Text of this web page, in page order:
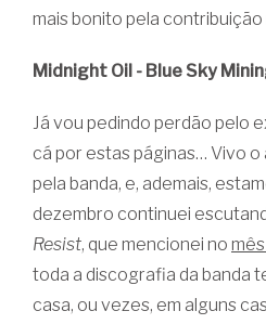
mais bonito pela contribuição
Midnight Oil - Blue Sky
Já vou pedindo perdão pelo
cá por estas páginas… Vivo o
pela banda, e, ademais,
dezembro continuei
Resist, que mencionei no
toda a discografia da banda
casa, ou vezes, em alguns